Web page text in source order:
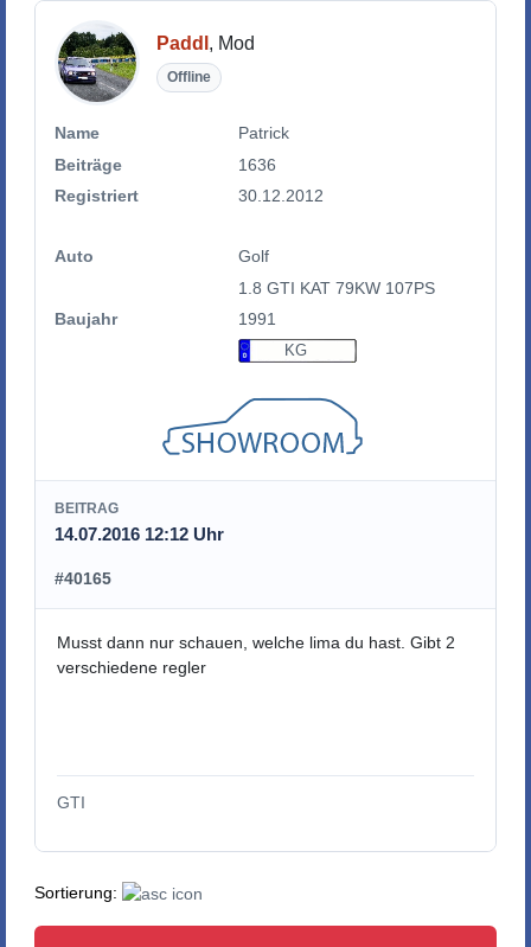
Paddl , Mod
Offline
Name
Patrick
Beiträge
1636
Registriert
30.12.2012
Auto
Golf
1.8 GTI KAT 79KW 107PS
Baujahr
1991
KG
BEITRAG
14.07.2016 12:12 Uhr
#40165
Musst dann nur schauen, welche lima du hast. Gibt 2
verschiedene regler
GTI
Sortierung: